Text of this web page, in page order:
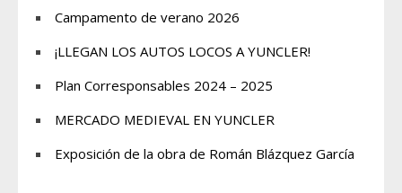
Campamento de verano 2026
¡LLEGAN LOS AUTOS LOCOS A YUNCLER!
Plan Corresponsables 2024 – 2025
MERCADO MEDIEVAL EN YUNCLER
Exposición de la obra de Román Blázquez García